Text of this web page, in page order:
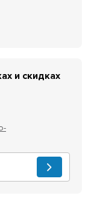
и скидках